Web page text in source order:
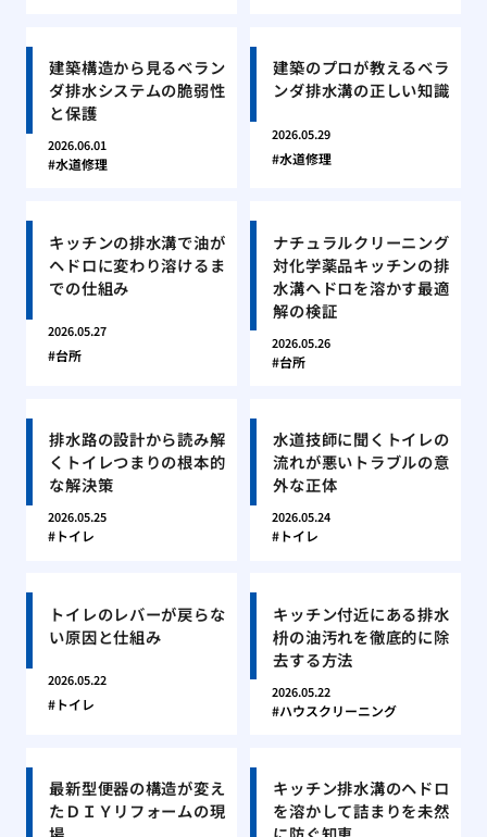
建築構造から見るベラン
ダ排水システムの脆弱性
と保護
2026.06.01
水道修理
建築のプロが教えるベラ
ンダ排水溝の正しい知識
2026.05.29
水道修理
キッチンの排水溝で油が
ヘドロに変わり溶けるま
での仕組み
2026.05.27
台所
ナチュラルクリーニング
対化学薬品キッチンの排
水溝ヘドロを溶かす最適
解の検証
2026.05.26
台所
排水路の設計から読み解
くトイレつまりの根本的
な解決策
2026.05.25
トイレ
水道技師に聞くトイレの
流れが悪いトラブルの意
外な正体
2026.05.24
トイレ
トイレのレバーが戻らな
い原因と仕組み
2026.05.22
トイレ
キッチン付近にある排水
枡の油汚れを徹底的に除
去する方法
2026.05.22
ハウスクリーニング
最新型便器の構造が変え
たＤＩＹリフォームの現
キッチン排水溝のヘドロ
を溶かして詰まりを未然